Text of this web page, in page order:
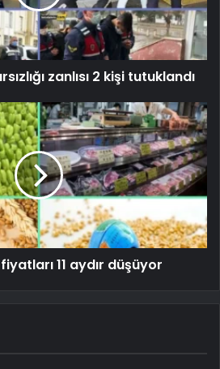
zanlısı 2 kişi tutuklandı
11 aydır düşüyor